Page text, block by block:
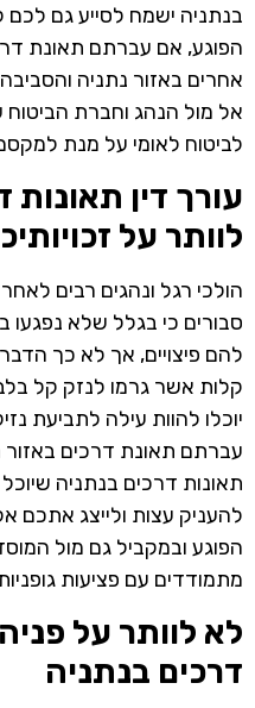
בנתניה ישמח לסייע גם לכם
הפוגע, אם עברתם תאונת
אחרים באזור נתניה
אל מול הנהג וחברת הביטוח
לביטוח לאומי על מנת
עורך דין
לוותר על
הולכי רגל ונהגים רבים
סבורים כי בגלל שלא נפגעו
להם פיצויים, אך לא כך
קלות אשר גרמו לנזק קל
יוכלו להוות עילה לתביעת
עברתם תאונת דרכים באזור
תאונות דרכים בנתניה
להעניק עצות ולייצג אתכם
הפוגע ובמקביל גם מול
מתמודדים עם פציעות
לא לוותר על
דרכים בנתניה